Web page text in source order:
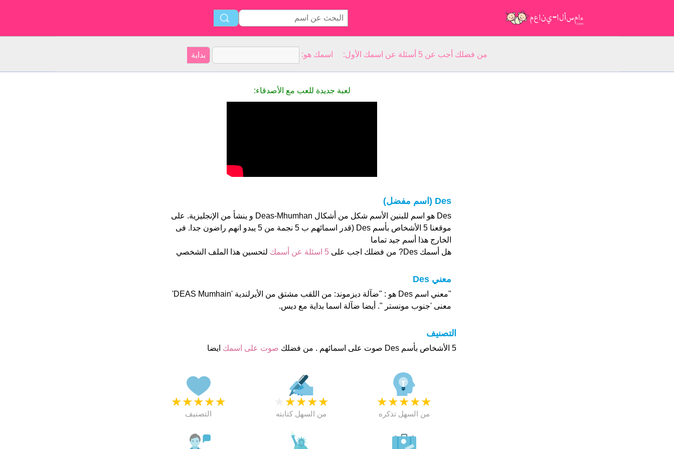
من فضلك أجب عن 5 أسئلة عن اسمك الأول: اسمك هو:
لعبة جديدة للعب مع الأصدقاء:
Des (اسم مفضل)
Des هو اسم للبنين الأسم شكل من أشكال Deas-Mhumhan و ينشأ من الإنجليزية. على
موقعنا 5 الأشخاص بأسم Des (قدر اسمائهم ب 5 نجمة من 5 يبدو انهم راضون جدا. فى
الخارج هذا أسم جيد تماما
هل أسمك Des? من فضلك اجب على
5 اسئلة عن أسمك لتحسين هذا الملف الشخصي
معني Des
"معني اسم Des هو : "ضآلة ديزموند: من اللقب مشتق من الأيرلندية 'DEAS Mumhain'
معنى 'جنوب مونستر ". أيضا ضآلة اسما بداية مع ديس.
التصنيف
5 الأشخاص بأسم Des صوت على اسمائهم . من فضلك صوت على اسمك ايضا
★
★
★
★
★
التصنيف
★
★
★
★
من السهل كتابته
★
★
★
★
★
من السهل تذكره